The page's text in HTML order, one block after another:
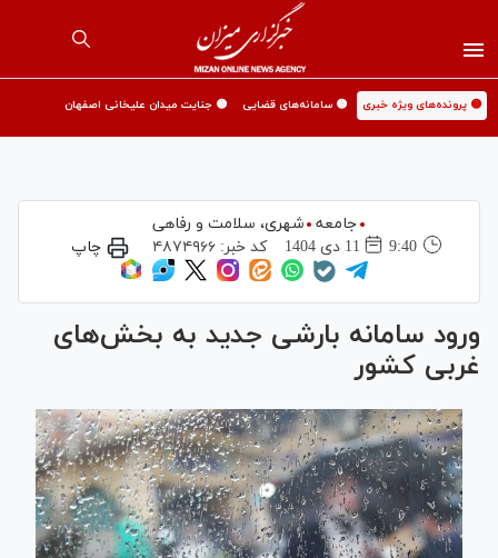
🟡 پرونده‌های ویژه خبری 🟡 سامانه‌های قضایی 🟡 جنایت میدان علیخانی اصفهان
جامعه
شهری،‌ سلامت و رفاهی
9:40
11 دی 1404 کد خبر:۴۸۷۴۹۶۶ چاپ
ورود سامانه بارشی جدید به بخش‌های
غربی کشور